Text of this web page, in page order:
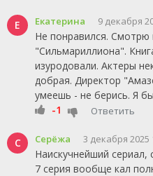
Е Екатерина 9 декабря
Не понравился.
"Сильмариллиона".
изуродовали. Актеры
добрая. Директор
умеешь - не берись. Я
-1
Ответить
С Серёжа 3 декабря 2025
Наискучнейший сериал,
7 серия вообще кал